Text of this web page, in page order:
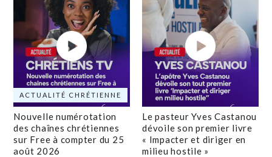
ACTUALITÉ CHRÉTIENNE
Nouvelle numérotation
des chaînes chrétiennes
sur Free à compter du 25
août 2026
Le pasteur Yves Castanou
dévoile son premier livre
« Impacter et diriger en
milieu hostile »